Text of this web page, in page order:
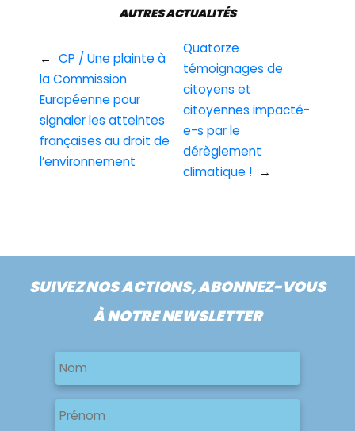
← CP / Une plainte à
la Commission
Européenne pour
signaler les atteintes
françaises au droit de
l’environnement
AUTRES ACTUALITÉS
Quatorze
témoignages de
citoyens et
citoyennes impacté-
e-s par le
dérèglement
climatique ! →
SUIVEZ NOS ACTIONS, ABONNEZ-VOUS
À NOTRE NEWSLETTER
Nom
Nom
Nom